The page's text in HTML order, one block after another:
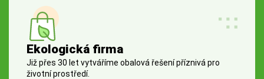
Ekologická firma
Již přes 30 let vytváříme obalová řešení příznivá pro
životní prostředí.